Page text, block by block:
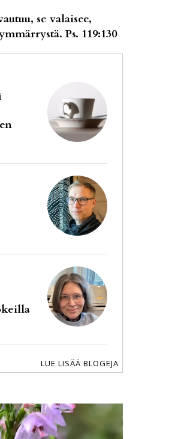
Makkaroiden tuoksu leijaili houkuttelevasti.
Tarja Pesonen
se valaisee,
Ps. 119:130
LUE LISÄÄ BLOGEJA